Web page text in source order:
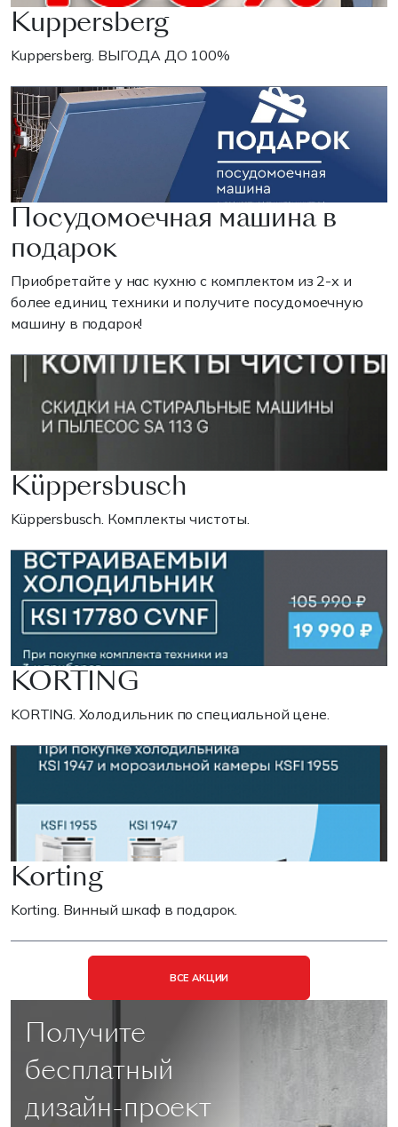
Kuppersberg
Kuppersberg. ВЫГОДА ДО 100%
Посудомоечная машина в
подарок
Приобретайте у нас кухню с комплектом из 2-х и
более единиц техники и получите посудомоечную
машину в подарок!
Küppersbusch
Küppersbusch. Комплекты чистоты.
KORTING
KORTING. Холодильник по специальной цене.
Korting
Korting. Винный шкаф в подарок.
ВСЕ АКЦИИ
Получите
бесплатный
дизайн-проект